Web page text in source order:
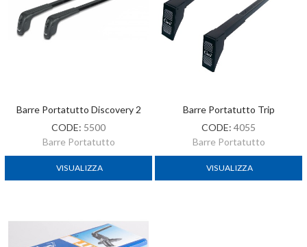
Barre Portatutto Discovery 2
CODE: 5500
Barre Portatutto
VISUALIZZA
Barre Portatutto Trip
CODE: 4055
Barre Portatutto
VISUALIZZA